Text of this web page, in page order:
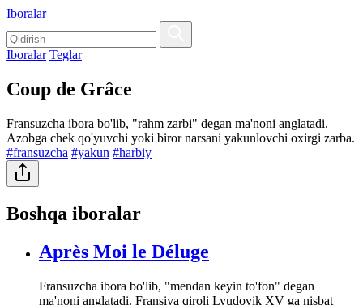
Iboralar
Iboralar Teglar
Coup de Grâce
Fransuzcha ibora bo'lib, "rahm zarbi" degan ma'noni anglatadi.
Azobga chek qo'yuvchi yoki biror narsani yakunlovchi oxirgi zarba.
#fransuzcha #yakun #harbiy
Boshqa iboralar
Après Moi le Déluge
Fransuzcha ibora bo'lib, "mendan keyin to'fon" degan
ma'noni anglatadi. Fransiya qiroli Lyudovik XV ga nisbat